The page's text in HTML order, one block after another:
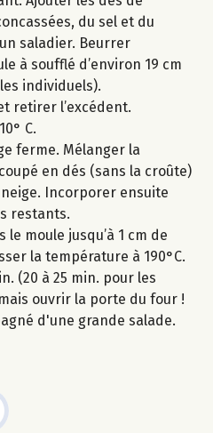
du sel et du
saladier. Beurrer
à soufflé d’environ 19 cm
individuels).
retirer l’excédent.
C.
ferme. Mélanger la
en dés (sans la croûte)
Incorporer ensuite
restants.
moule jusqu’à 1 cm de
la température à 190°C.
(20 à 25 min. pour les
ouvrir la porte du four !
d'une grande salade.